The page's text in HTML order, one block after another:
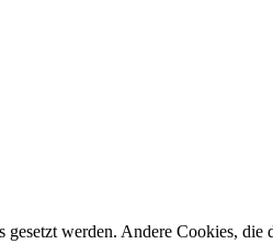
werden. Andere Cookies,